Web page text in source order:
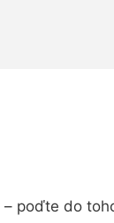
– poďte do